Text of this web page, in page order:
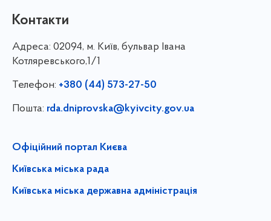
Контакти
Адреса: 02094, м. Київ, бульвар Івана
Котляревського,1/1
Телефон: +380 (44) 573-27-50
Пошта: rda.dniprovska@kyivcity.gov.ua
Офіційний портал Києва
Київська міська рада
Київська міська державна адміністрація